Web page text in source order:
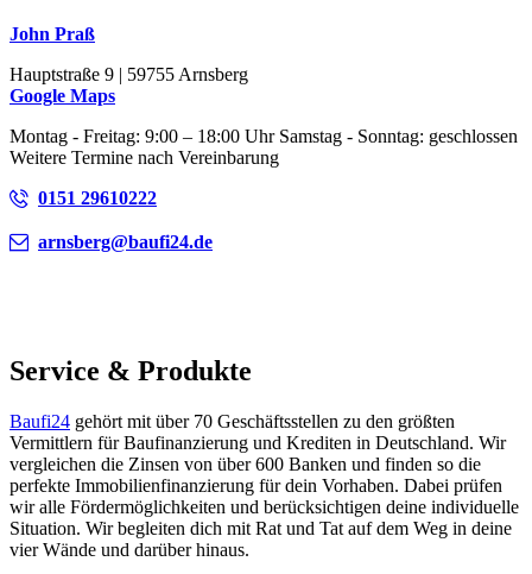
John Praß
Hauptstraße 9 | 59755 Arnsberg
Google Maps
Montag - Freitag: 9:00 – 18:00 Uhr Samstag - Sonntag: geschlossen
Weitere Termine nach Vereinbarung
0151 29610222
arnsberg@baufi24.de
Service & Produkte
Baufi24 gehört mit über 70 Geschäftsstellen zu den größten
Vermittlern für Baufinanzierung und Krediten in Deutschland. Wir
vergleichen die Zinsen von über 600 Banken und finden so die
perfekte Immobilienfinanzierung für dein Vorhaben. Dabei prüfen
wir alle Fördermöglichkeiten und berücksichtigen deine individuelle
Situation. Wir begleiten dich mit Rat und Tat auf dem Weg in deine
vier Wände und darüber hinaus.